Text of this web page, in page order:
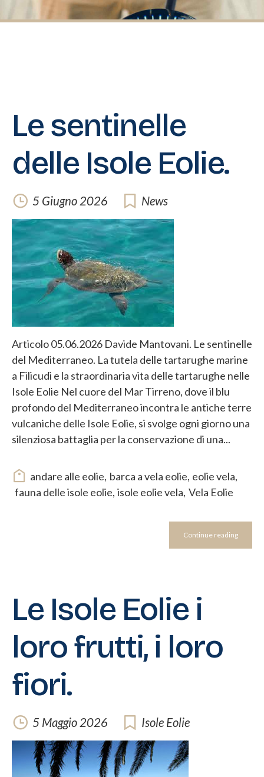
Le sentinelle
delle Isole Eolie.
5 Giugno 2026 News
Articolo 05.06.2026 Davide Mantovani. Le sentinelle
del Mediterraneo. La tutela delle tartarughe marine
a Filicudi e la straordinaria vita delle tartarughe nelle
Isole Eolie Nel cuore del Mar Tirreno, dove il blu
profondo del Mediterraneo incontra le antiche terre
vulcaniche delle Isole Eolie, si svolge ogni giorno una
silenziosa battaglia per la conservazione di una...
andare alle eolie, barca a vela eolie, eolie vela,
fauna delle isole eolie, isole eolie vela, Vela Eolie
Continue reading
Le Isole Eolie i
loro frutti, i loro
fiori.
5 Maggio 2026 Isole Eolie